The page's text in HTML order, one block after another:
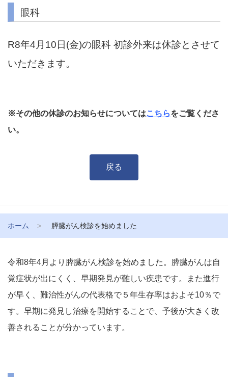
眼科
R8年4月10日(金)の眼科 初診外来は休診とさせて
いただきます。
※その他の休診のお知らせについてはこちらをご覧くださ
い。
戻る
ホーム 膵臓がん検診を始めました
令和8年4月より膵臓がん検診を始めました。膵臓がんは自
覚症状が出にくく、早期発見が難しい疾患です。また進行
が早く、難治性がんの代表格で５年生存率はおよそ10％で
す。早期に発見し治療を開始することで、予後が大きく改
善されることが分かっています。